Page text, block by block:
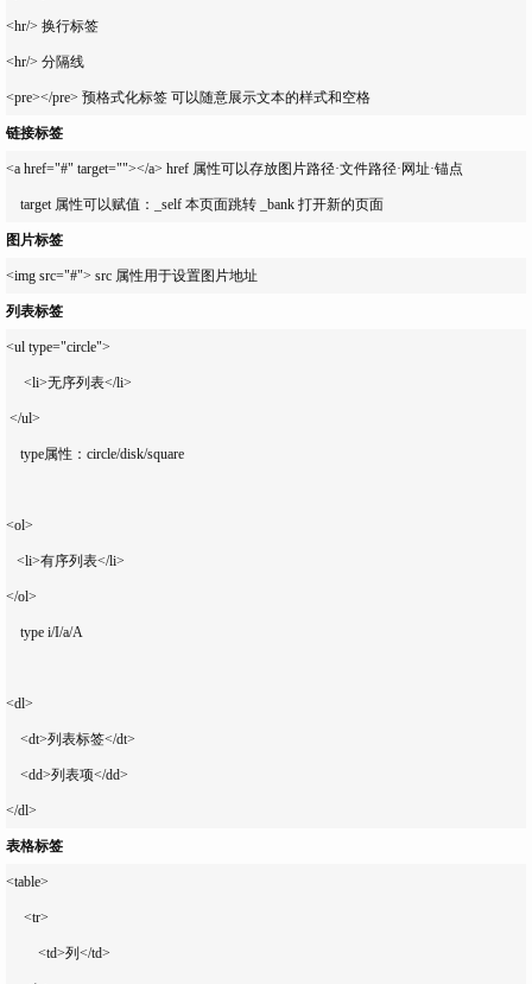
<hr/> 换行标签
<hr/> 分隔线
链接标签
<a href="#" target=""></a> href 属性可以存放图片路径·文件路径·网址·锚点
图片标签
列表标签
<ul type="circle">
<ol>
</ol>
<dl>
表格标签
<table>